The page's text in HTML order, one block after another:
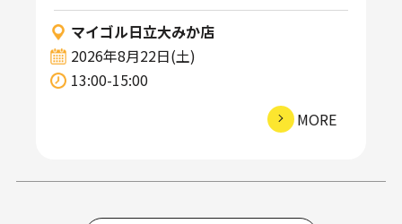
マイゴル日立大みか店
2026年8月22日(土)
13:00-15:00
MORE